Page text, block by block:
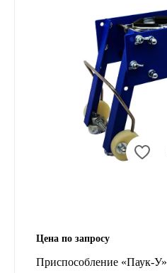
Цена по запросу
Приспособление «Паук-У»